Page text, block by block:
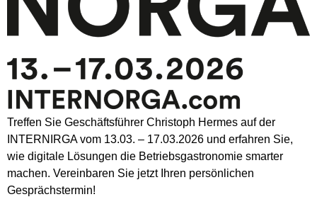
Treffen Sie Geschäftsführer Christoph Hermes auf der
INTERNIRGA vom 13.03. – 17.03.2026 und erfahren Sie,
wie digitale Lösungen die Betriebsgastronomie smarter
machen. Vereinbaren Sie jetzt Ihren persönlichen
Gesprächstermin!